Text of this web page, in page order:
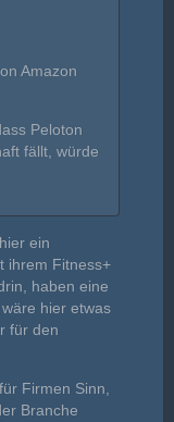
Amazon
Peloton
fällt, würde
ein
ihrem Fitness+
haben eine
hier etwas
für den
Firmen Sinn,
Branche